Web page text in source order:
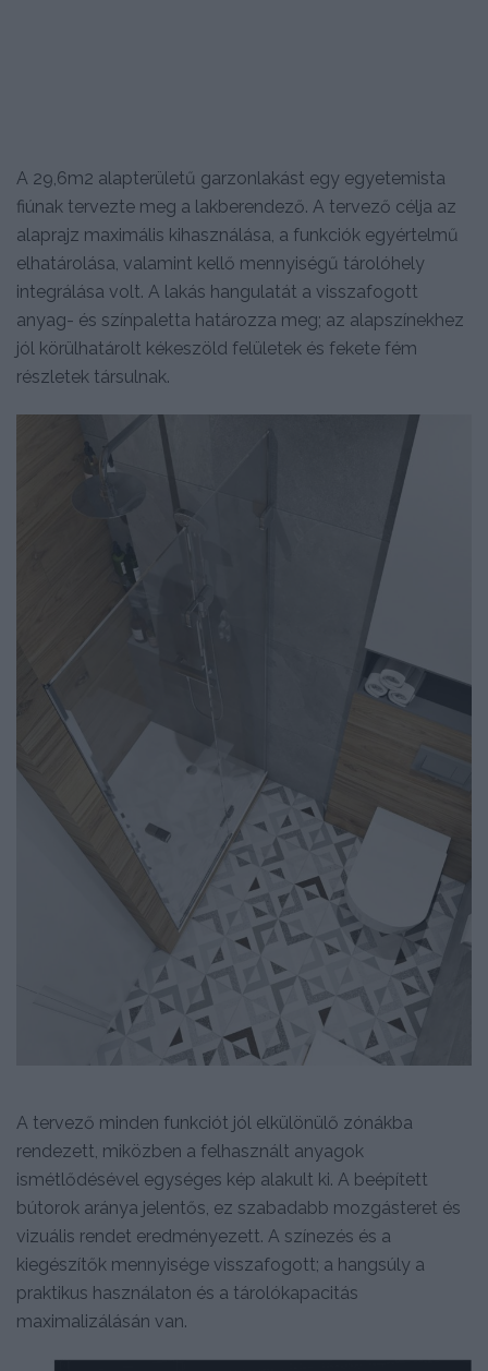
A 29,6m2 alapterületű garzonlakást egy egyetemista
fiúnak tervezte meg a lakberendező. A tervező célja az
alaprajz maximális kihasználása, a funkciók egyértelmű
elhatárolása, valamint kellő mennyiségű tárolóhely
integrálása volt. A lakás hangulatát a visszafogott
anyag- és színpaletta határozza meg; az alapszínekhez
jól körülhatárolt kékeszöld felületek és fekete fém
részletek társulnak.
A tervező minden funkciót jól elkülönülő zónákba
rendezett, miközben a felhasznált anyagok
ismétlődésével egységes kép alakult ki. A beépített
bútorok aránya jelentős, ez szabadabb mozgásteret és
vizuális rendet eredményezett. A színezés és a
kiegészítők mennyisége visszafogott; a hangsúly a
praktikus használaton és a tárolókapacitás
maximalizálásán van.